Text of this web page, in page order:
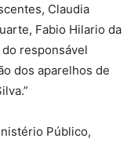
Claudia
Fabio Hilario da
responsável
dos aparelhos de
Público,